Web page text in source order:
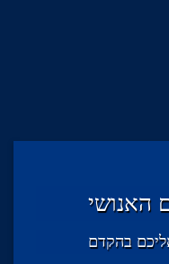
האנושי
בהקדם